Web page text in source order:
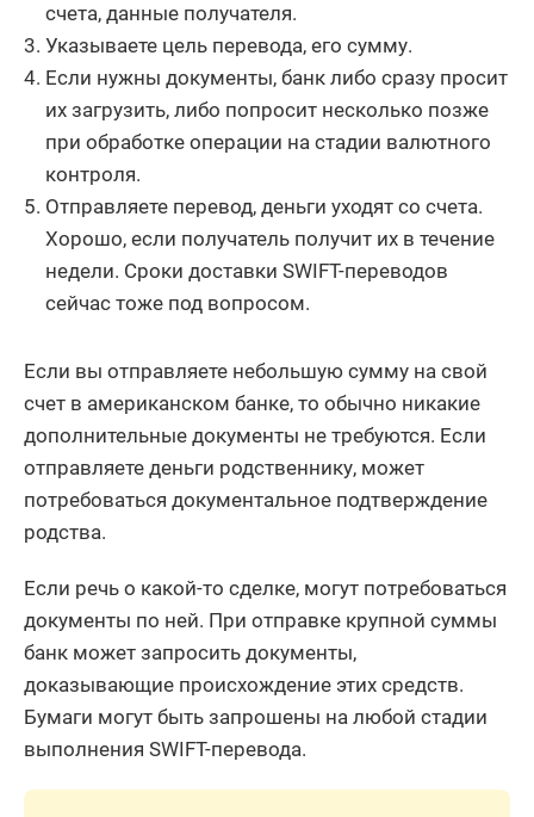
счета, данные получателя.
Указываете цель перевода, его сумму.
Если нужны документы, банк либо сразу просит
их загрузить, либо попросит несколько позже
при обработке операции на стадии валютного
контроля.
Отправляете перевод, деньги уходят со счета.
Хорошо, если получатель получит их в течение
недели. Сроки доставки SWIFT-переводов
сейчас тоже под вопросом.
Если вы отправляете небольшую сумму на свой
счет в американском банке, то обычно никакие
дополнительные документы не требуются. Если
отправляете деньги родственнику, может
потребоваться документальное подтверждение
родства.
Если речь о какой-то сделке, могут потребоваться
документы по ней. При отправке крупной суммы
банк может запросить документы,
доказывающие происхождение этих средств.
Бумаги могут быть запрошены на любой стадии
выполнения SWIFT-перевода.